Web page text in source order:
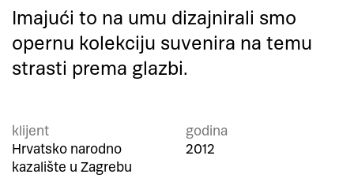
Imajući to na umu dizajnirali smo
opernu kolekciju suvenira na temu
strasti prema glazbi.
klijent
Hrvatsko narodno
kazalište u Zagrebu
godina
2012